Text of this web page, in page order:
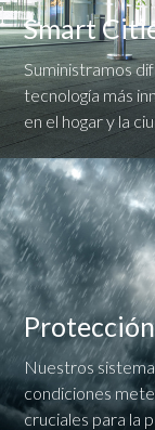
Smart
Suministramos
tecnología más
en el hogar y la
Nuestros
condiciones
cruciales para la